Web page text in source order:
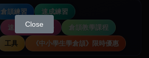
倉頡練習
速成練習
速成輸入法教學
倉頡教學課程
工具 《中小學生學倉頡》限時優惠
Close